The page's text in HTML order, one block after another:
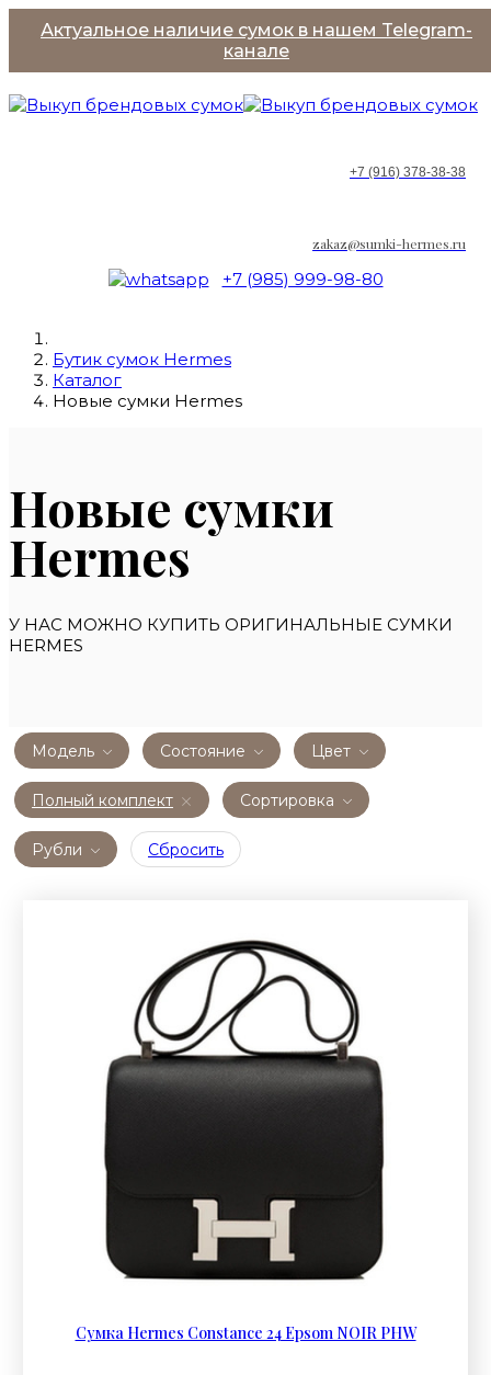
Актуальное наличие сумок в нашем Telegram-
канале
+7 (916) 378-38-38
zakaz@sumki-hermes.ru
+7 (985) 999-98-80
Бутик сумок Hermes
Каталог
Новые сумки Hermes
Новые сумки
Hermes
У НАС МОЖНО КУПИТЬ ОРИГИНАЛЬНЫЕ СУМКИ
HERMES
Модель Состояние Цвет
Полный комплект Сортировка
Рубли Сбросить
Сумка Hermes Constance 24 Epsom NOIR PHW